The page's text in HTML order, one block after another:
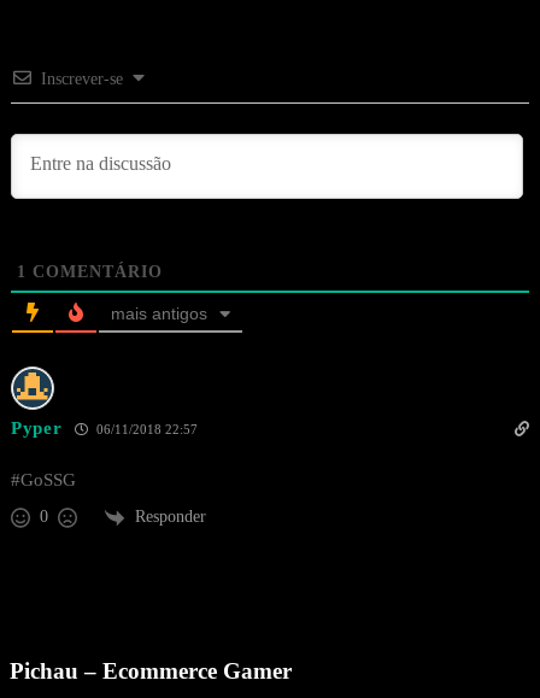
Inscrever-se
1 COMENTÁRIO
mais antigos
Pyper 06/11/2018 22:57
#GoSSG
0 Responder
Pichau – Ecommerce Gamer